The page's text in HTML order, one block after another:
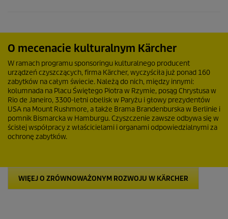
O mecenacie kulturalnym Kärcher
W ramach programu sponsoringu kulturalnego producent
urządzeń czyszczących, firma Kärcher, wyczyściła już ponad 160
zabytków na całym świecie. Należą do nich, między innymi:
kolumnada na Placu Świętego Piotra w Rzymie, posąg Chrystusa w
Rio de Janeiro, 3300-letni obelisk w Paryżu i głowy prezydentów
USA na Mount Rushmore, a także Brama Brandenburska w Berlinie i
pomnik Bismarcka w Hamburgu. Czyszczenie zawsze odbywa się w
ścisłej współpracy z właścicielami i organami odpowiedzialnymi za
ochronę zabytków.
WIĘEJ O ZRÓWNOWAŻONYM ROZWOJU W KÄRCHER